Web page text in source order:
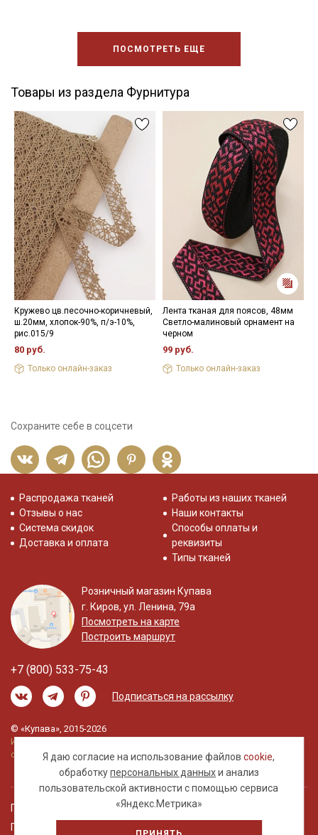
ПОСМОТРЕТЬ ЕЩЕ
Товары из раздела Фурнитура
Кружево цв.песочно-коричневый,
ш.20мм, хлопок-90%, п/э-10%,
рис.015/9
80 руб.
Только онлайн-заказ
Лента тканая для поясов, 48мм
Светло-малиновый орнамент на
черном
99 руб.
Только онлайн-заказ
Сохраните себе в соцсети
Я даю согласие на использование файловcookie,
обработкуперсональных данныхи анализ
пользовательской активности с помощью сервиса
«Яндекс.Метрика»
Распродажа тканей
Отзывы о нас
Система скидок
Доставка и оплата
Работы из наших тканей
Наши контакты
Способы оплаты и
реквизиты
Типы тканей
Розничный магазин Купава
г. Киров, ул. Ленина, 79а
Посмотреть на карте
Построить маршрут
+7 (800) 533-75-43
Подписаться на рассылку
© «Купава», 2015-2026
Информация на сайте не является публичной
офертой.
Правовая информация
Политика обработки персональных данных